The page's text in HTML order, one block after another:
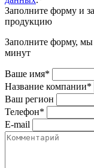
Заполните форму и
продукцию
Заполните форму,
минут
Ваше имя*
Название компании*
Ваш регион
Телефон*
E-mail